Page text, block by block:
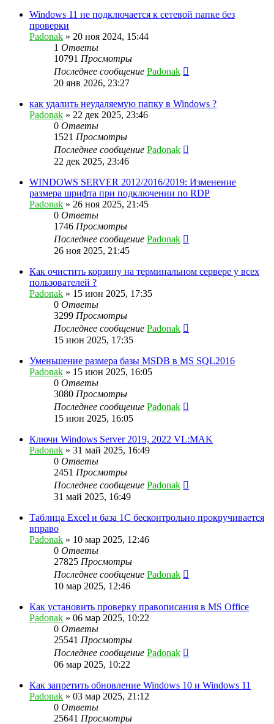
Windows 11 не подключается к сетевой папке без
проверки
Padonak » 20 ноя 2024, 15:44
1 Ответы
10791 Просмотры
Последнее сообщение Padonak
20 янв 2026, 23:27
как удалить неудаляемую папку в Windows ?
Padonak » 22 дек 2025, 23:46
0 Ответы
1521 Просмотры
Последнее сообщение Padonak
22 дек 2025, 23:46
WINDOWS SERVER 2012/2016/2019: Изменение
размера шрифта при подключении по RDP
Padonak » 26 ноя 2025, 21:45
0 Ответы
1746 Просмотры
Последнее сообщение Padonak
26 ноя 2025, 21:45
Как очистить корзину на терминальном сервере у всех
пользователей ?
Padonak » 15 июн 2025, 17:35
0 Ответы
3299 Просмотры
Последнее сообщение Padonak
15 июн 2025, 17:35
Уменьшение размера базы MSDB в MS SQL2016
Padonak » 15 июн 2025, 16:05
0 Ответы
3080 Просмотры
Последнее сообщение Padonak
15 июн 2025, 16:05
Ключи Windows Server 2019, 2022 VL:MAK⁠⁠
Padonak » 31 май 2025, 16:49
0 Ответы
2451 Просмотры
Последнее сообщение Padonak
31 май 2025, 16:49
Таблица Excel и база 1С бесконтрольно прокручивается
вправо
Padonak » 10 мар 2025, 12:46
0 Ответы
27825 Просмотры
Последнее сообщение Padonak
10 мар 2025, 12:46
Как установить проверку правописания в MS Office
Padonak » 06 мар 2025, 10:22
0 Ответы
25541 Просмотры
Последнее сообщение Padonak
06 мар 2025, 10:22
Как запретить обновление Windows 10 и Windows 11
Padonak » 03 мар 2025, 21:12
0 Ответы
25641 Просмотры